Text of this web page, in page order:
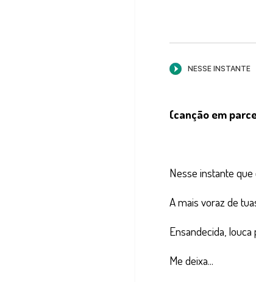
(canção em
Nesse instante que
A mais voraz de
Ensandecida, louca
Me deixa...